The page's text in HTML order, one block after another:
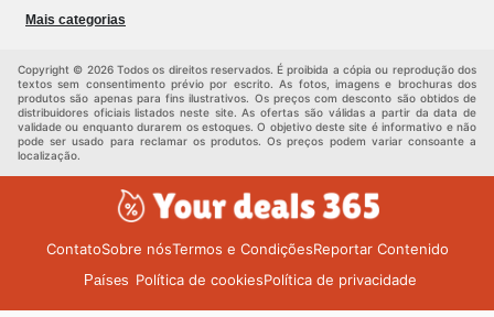
Construção e jardinagem
Mais categorias
Copyright © 2026 Todos os direitos reservados. É proibida a cópia ou reprodução dos
textos sem consentimento prévio por escrito. As fotos, imagens e brochuras dos
produtos são apenas para fins ilustrativos. Os preços com desconto são obtidos de
distribuidores oficiais listados neste site. As ofertas são válidas a partir da data de
validade ou enquanto durarem os estoques. O objetivo deste site é informativo e não
pode ser usado para reclamar os produtos. Os preços podem variar consoante a
localização.
ContatoSobre nósTermos e CondiçõesReportar Contenido
Países Política de cookiesPolítica de privacidade